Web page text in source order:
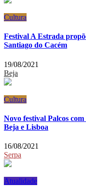
Cultura
Festival A Estrada
Santiago do Cacém
19/08/2021
Beja
Cultura
Novo festival Palcos
Beja e Lisboa
16/08/2021
Serpa
Atualidade